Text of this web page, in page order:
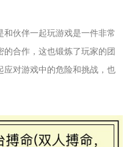
伙伴一起玩游戏是一件非常
合作，这也锻炼了玩家的团
应对游戏中的危险和挑战，也